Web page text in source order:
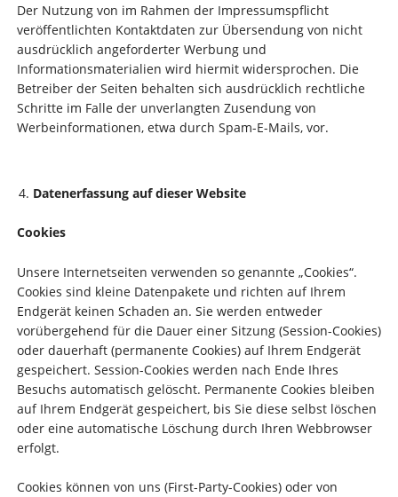
Der Nutzung von im Rahmen der Impressumspflicht
veröffentlichten Kontaktdaten zur Übersendung von nicht
ausdrücklich angeforderter Werbung und
Informationsmaterialien wird hiermit widersprochen. Die
Betreiber der Seiten behalten sich ausdrücklich rechtliche
Schritte im Falle der unverlangten Zusendung von
Werbeinformationen, etwa durch Spam-E-Mails, vor.
Datenerfassung auf dieser Website
Cookies
Unsere Internetseiten verwenden so genannte „Cookies“.
Cookies sind kleine Datenpakete und richten auf Ihrem
Endgerät keinen Schaden an. Sie werden entweder
vorübergehend für die Dauer einer Sitzung (Session-Cookies)
oder dauerhaft (permanente Cookies) auf Ihrem Endgerät
gespeichert. Session-Cookies werden nach Ende Ihres
Besuchs automatisch gelöscht. Permanente Cookies bleiben
auf Ihrem Endgerät gespeichert, bis Sie diese selbst löschen
oder eine automatische Löschung durch Ihren Webbrowser
erfolgt.
Cookies können von uns (First-Party-Cookies) oder von